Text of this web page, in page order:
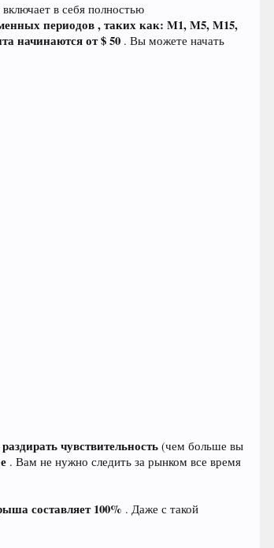
в себя полностью
периодов , таких как: M1, M5, M15,
начинаются от $ 50 . Вы можете начать
раздирать чувствительность (чем больше вы
. Вам не нужно следить за рынком все время
составляет 100% . Даже с такой